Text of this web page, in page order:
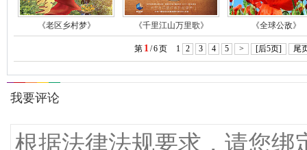
《老区乡村梦》 《千里江山万里歌》 《全球公敌》
第 1 /6页 1 2 3 4 5 > [后5页] 尾